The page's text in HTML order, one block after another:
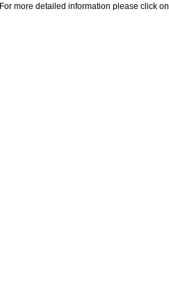
For more detailed information please click